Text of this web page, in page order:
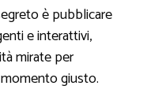
è pubblicare
e interattivi,
mirate per
giusto.